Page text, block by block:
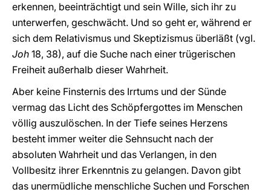
erkennen, beeinträchtigt und sein Wille, sich ihr zu
unterwerfen, geschwächt. Und so geht er, während er
sich dem Relativismus und Skeptizismus überläßt (vgl.
Joh 18, 38), auf die Suche nach einer trügerischen
Freiheit außerhalb dieser Wahrheit.
Aber keine Finsternis des Irrtums und der Sünde
vermag das Licht des Schöpfergottes im Menschen
völlig auszulöschen. In der Tiefe seines Herzens
besteht immer weiter die Sehnsucht nach der
absoluten Wahrheit und das Verlangen, in den
Vollbesitz ihrer Erkenntnis zu gelangen. Davon gibt
das unermüdliche menschliche Suchen und Forschen